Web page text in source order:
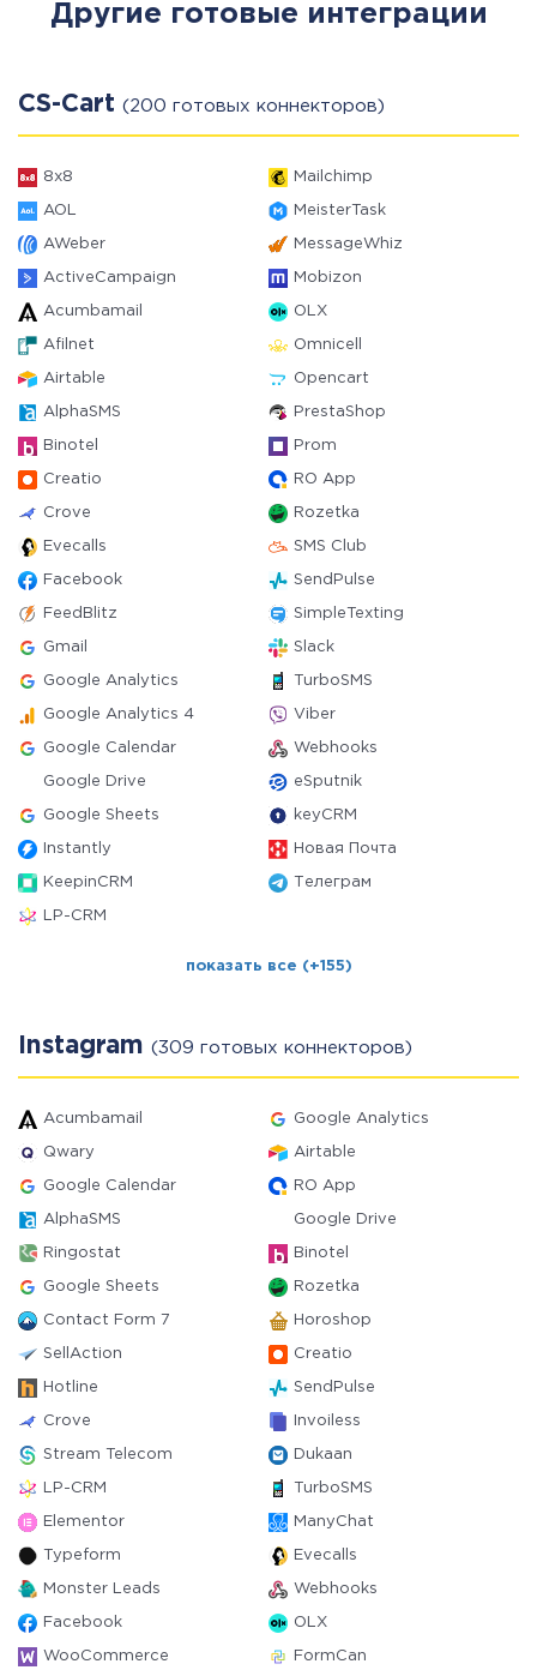
Другие готовые интеграции
CS-Cart (200 готовых коннекторов)
8x8 Mailchimp
AOL MeisterTask
AWeber MessageWhiz
ActiveCampaign Mobizon
Acumbamail OLX
Afilnet Omnicell
Airtable Opencart
AlphaSMS PrestaShop
Binotel Prom
Creatio RO App
Crove Rozetka
Evecalls SMS Club
Facebook SendPulse
FeedBlitz SimpleTexting
Gmail Slack
Google Analytics TurboSMS
Google Analytics 4 Viber
Google Calendar Webhooks
Google Drive eSputnik
Google Sheets keyCRM
Instantly Новая Почта
KeepinCRM Телеграм
LP-CRM
показать все (+155)
Instagram (309 готовых коннекторов)
Acumbamail Google Analytics
Qwary Airtable
Google Calendar RO App
AlphaSMS Google Drive
Ringostat Binotel
Google Sheets Rozetka
Contact Form 7 Horoshop
SellAction Creatio
Hotline SendPulse
Crove Invoiless
Stream Telecom Dukaan
LP-CRM TurboSMS
Elementor ManyChat
Typeform Evecalls
Monster Leads Webhooks
Facebook OLX
WooCommerce FormCan